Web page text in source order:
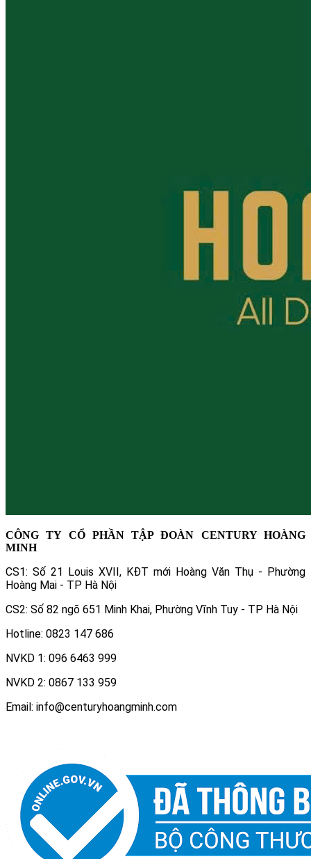
CÔNG TY CỔ PHẦN TẬP ĐOÀN CENTURY HOÀNG
MINH
CS1: Số 21 Louis XVII, KĐT mới Hoàng Văn Thụ - Phường
Hoàng Mai - TP Hà Nội
CS2: Số 82 ngõ 651 Minh Khai, Phường Vĩnh Tuy - TP Hà Nội
Hotline: 0823 147 686
NVKD 1: 096 6463 999
NVKD 2: 0867 133 959
Email: info@centuryhoangminh.com